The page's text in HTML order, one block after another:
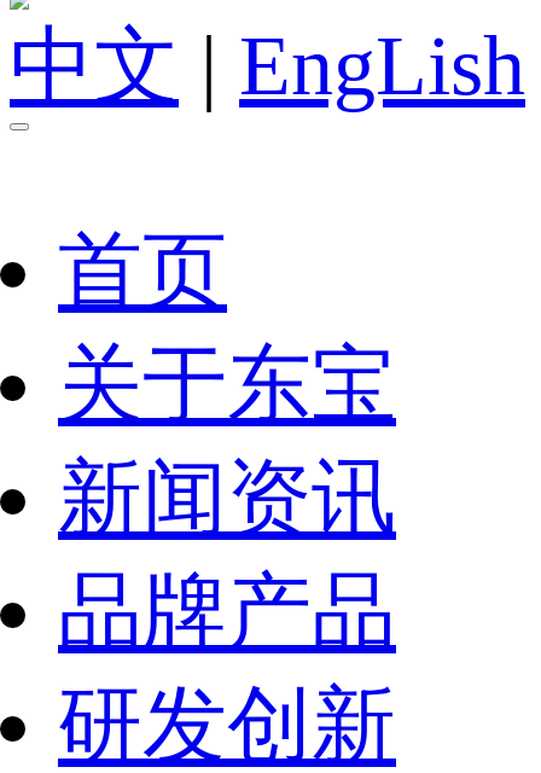
中文 | EngLish
首页
关于东宝
新闻资讯
品牌产品
研发创新